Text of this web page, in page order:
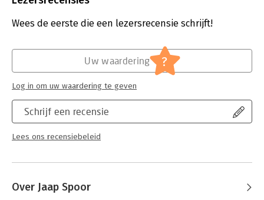
Verschijningsdatum:
9-9-2025
Intellectuele eigendom - Auteursrecht,
Intellectuele eigendom - Naburige
Serie:
Recht en Praktijk (compleet)
Wees de eerste die een lezersrecensie schrijft!
Schrijf een recensie
Lees ons recensiebeleid
Uw waardering ?
Log in om uw waardering te geven
Over Jaap Spoor